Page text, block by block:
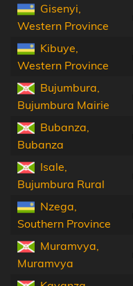
Gisenyi,
Western Province
Kibuye,
Western Province
Bujumbura,
Bujumbura Mairie
Bubanza,
Bubanza
Isale,
Bujumbura Rural
Nzega,
Southern Province
Muramvya,
Muramvya